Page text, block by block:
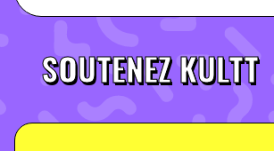
SOUTENEZ KULTT